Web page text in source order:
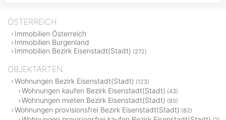
ÖSTERREICH
Immobilien Österreich
Immobilien Burgenland
Immobilien Bezirk Eisenstadt(Stadt) (272)
OBJEKTARTEN
Wohnungen Bezirk Eisenstadt(Stadt) (123)
Wohnungen kaufen Bezirk Eisenstadt(Stadt) (43)
Wohnungen mieten Bezirk Eisenstadt(Stadt) (80)
Wohnungen provisionsfrei Bezirk Eisenstadt(Stadt) (82)